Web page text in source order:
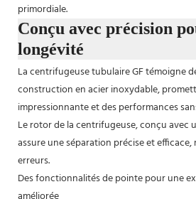
primordiale.
Conçu avec précision
longévité
La centrifugeuse tubulaire GF témoigne
construction en acier inoxydable,
impressionnante et des performances
Le rotor de la centrifugeuse, conçu avec
assure une séparation précise et efficace,
erreurs.
Des fonctionnalités de pointe pour une